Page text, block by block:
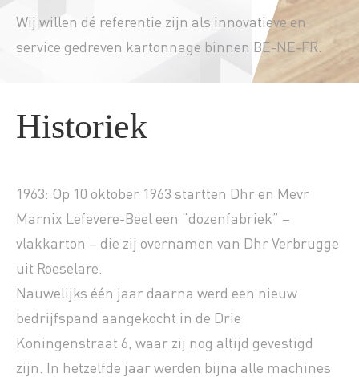
Wij willen dé referentie zijn als innovatieve en
service gedreven kartonnage binnen BE-NE-FR.
Historiek
1963: Op 10 oktober 1963 startten Dhr en Mevr
Marnix Lefevere-Beel een “dozenfabriek” –
vlakkarton – die zij overnamen van Dhr Verbrugge
uit Roeselare.
Nauwelijks één jaar daarna werd een nieuw
bedrijfspand aangekocht in de Drie
Koningenstraat 6, waar zij nog altijd gevestigd
zijn. In hetzelfde jaar werden bijna alle machines